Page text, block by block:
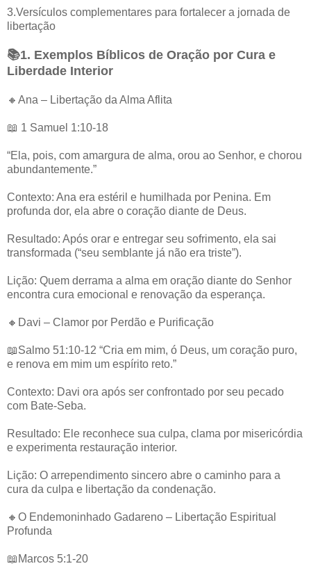
3.Versículos complementares para fortalecer a jornada de
libertação
📚1. Exemplos Bíblicos de Oração por Cura e
Liberdade Interior
🔸Ana – Libertação da Alma Aflita
📖 1 Samuel 1:10-18
“Ela, pois, com amargura de alma, orou ao Senhor, e chorou
abundantemente.”
Contexto: Ana era estéril e humilhada por Penina. Em
profunda dor, ela abre o coração diante de Deus.
Resultado: Após orar e entregar seu sofrimento, ela sai
transformada (“seu semblante já não era triste”).
Lição: Quem derrama a alma em oração diante do Senhor
encontra cura emocional e renovação da esperança.
🔸Davi – Clamor por Perdão e Purificação
📖Salmo 51:10-12 “Cria em mim, ó Deus, um coração puro,
e renova em mim um espírito reto.”
Contexto: Davi ora após ser confrontado por seu pecado
com Bate-Seba.
Resultado: Ele reconhece sua culpa, clama por misericórdia
e experimenta restauração interior.
Lição: O arrependimento sincero abre o caminho para a
cura da culpa e libertação da condenação.
🔸O Endemoninhado Gadareno – Libertação Espiritual
Profunda
📖Marcos 5:1-20